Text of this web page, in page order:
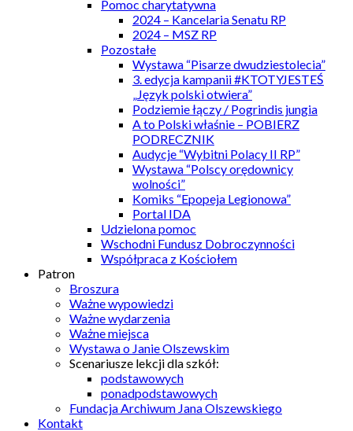
Pomoc charytatywna
2024 – Kancelaria Senatu RP
2024 – MSZ RP
Pozostałe
Wystawa “Pisarze dwudziestolecia”
3. edycja kampanii #KTOTYJESTEŚ
„Język polski otwiera”
Podziemie łączy / Pogrindis jungia
A to Polski właśnie – POBIERZ
PODRECZNIK
Audycje “Wybitni Polacy II RP”
Wystawa “Polscy orędownicy
wolności”
Komiks “Epopeja Legionowa”
Portal IDA
Udzielona pomoc
Wschodni Fundusz Dobroczynności
Współpraca z Kościołem
Patron
Broszura
Ważne wypowiedzi
Ważne wydarzenia
Ważne miejsca
Wystawa o Janie Olszewskim
Scenariusze lekcji dla szkół:
podstawowych
ponadpodstawowych
Fundacja Archiwum Jana Olszewskiego
Kontakt